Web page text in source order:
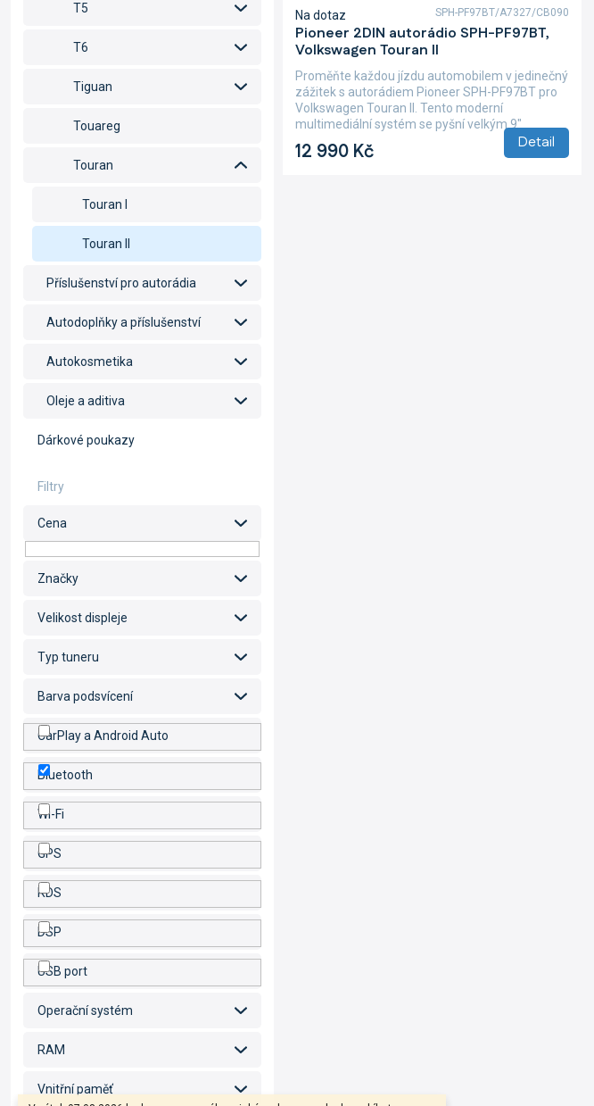
T5
T6
Tiguan
Touareg
Touran
Touran I
Touran II
Příslušenství pro autorádia
Autodoplňky a příslušenství
Autokosmetika
Oleje a aditiva
Dárkové poukazy
Cena
Značky
Velikost displeje
Typ tuneru
Barva podsvícení
CarPlay a Android Auto
Bluetooth
Wi-Fi
GPS
RDS
DSP
USB port
Operační systém
RAM
Vnitřní paměť
Pioneer 2DIN autorádio SPH-PF97BT,
Volkswagen Touran II
Na dotaz
12 990 Kč Detail
Proměňte každou jízdu automobilem v jedinečný
zážitek s autorádiem Pioneer SPH-PF97BT pro
Volkswagen Touran II. Tento moderní
multimediální systém se pyšní velkým 9"
SPH-PF97BT/A7327/CB090